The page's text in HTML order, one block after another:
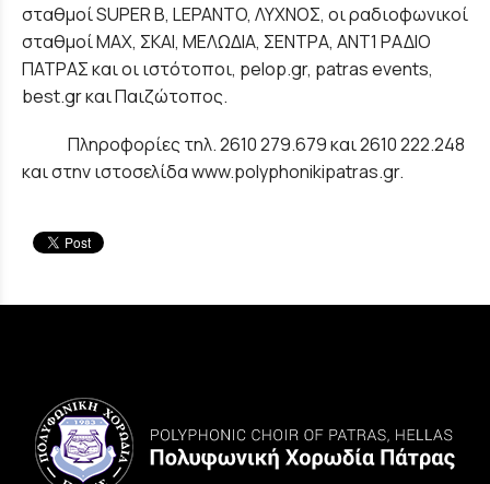
σταθμοί SUPER B, LEPANTO, ΛΥΧΝΟΣ, οι ραδιοφωνικοί
σταθμοί ΜΑX, ΣΚΑΙ, ΜΕΛΩΔΙΑ, ΣΕΝΤΡΑ, ΑΝΤ1 ΡΑΔΙΟ
ΠΑΤΡΑΣ και οι ιστότοποι, pelop.gr, patras events,
best.gr και Παιζώτοπος.
Πληροφορίες τηλ. 2610 279.679 και 2610 222.248
και στην ιστοσελίδα www.polyphonikipatras.gr.